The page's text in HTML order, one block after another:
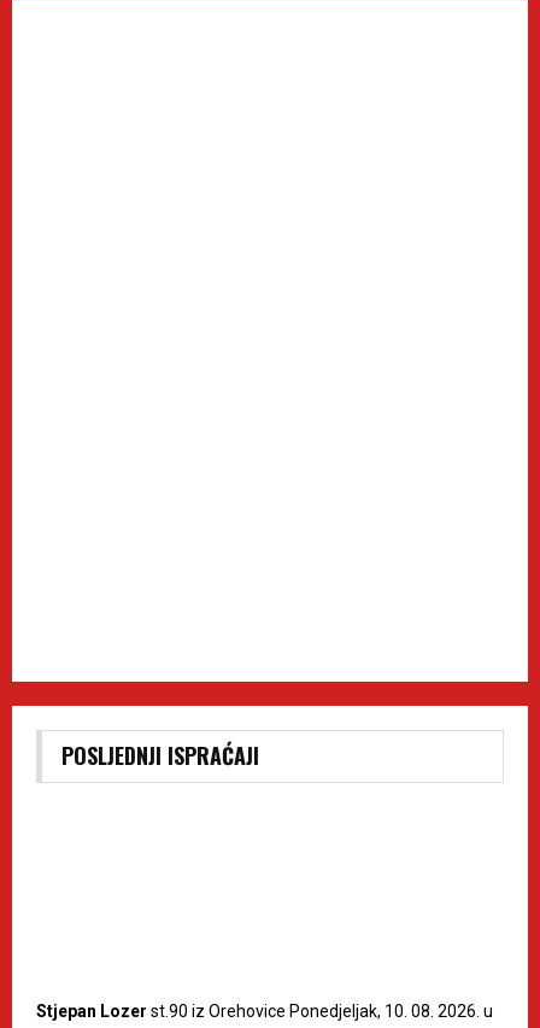
POSLJEDNJI ISPRAĆAJI
Stjepan Lozer st.90 iz Orehovice Ponedjeljak, 10. 08. 2026. u